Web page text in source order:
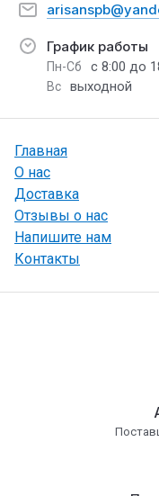
График работы
Пн-Сб с 8:00 до
Вс выходной
Главная
О нас
Доставка
Отзывы о нас
Напишите нам
Контакты